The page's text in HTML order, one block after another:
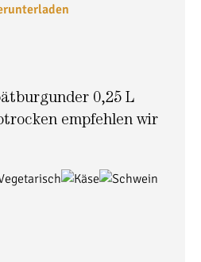
0,25 L
empfehlen wir